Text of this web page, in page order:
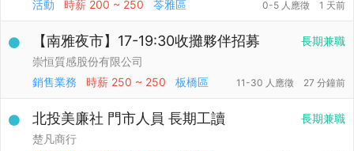
活動
時薪 200 ~ 250 苓雅區 0-5 人應徵 1 天前
長期兼職
【南雅夜市】17-19:30收攤夥伴招募
崇恒質感股份有限公司
銷售業務
時薪 250 ~ 250 板橋區 11-30 人應徵 27 分鐘前
長期兼職
北投美廉社 門市人員 長期工讀
楚凡商行